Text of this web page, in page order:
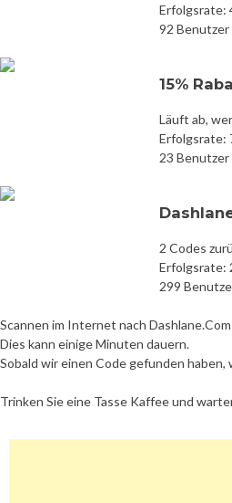
Erfolgsrate:
92
15%
Läuft ab,
Erfolgsrate:
23
2 Codes
Erfolgsrate:
299
Scannen im Internet nach
Dies kann einige Minuten dauern.
Sobald wir einen Code gefunden
Trinken Sie eine Tasse Kaffee und